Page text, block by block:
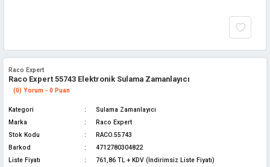
Raco Expert
Raco Expert 55743 Elektronik Sulama Zamanlayıcı
(0) Yorum - 0 Puan
Kategori
Sulama Zamanlayıcı
Marka
Raco Expert
Stok Kodu
RACO.55743
Barkod
4712780304822
Liste Fiyatı
761,86 TL + KDV (İndirimsiz Liste Fiyatı)